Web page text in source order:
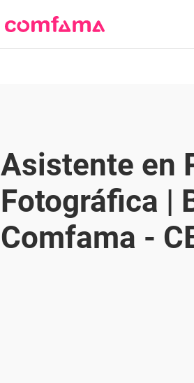
Asistente en
Fotográfica |
Comfama -